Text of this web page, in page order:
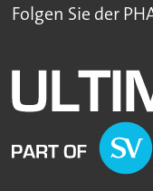
Folgen Sie der